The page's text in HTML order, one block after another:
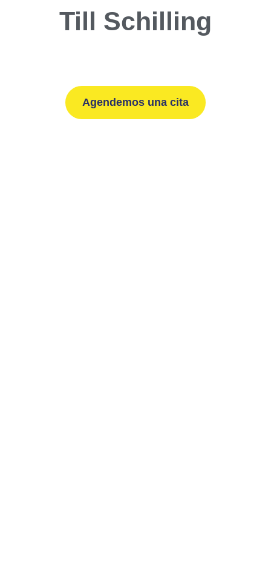
Till Schilling
Agendemos una cita